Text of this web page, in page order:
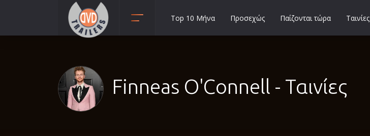
Αισθησιακές Μιούζικαλ
Top 10 Μήνα Προσεχώς Παίζονται τώρα Ταινίες
Finneas O'Connell - Ταινίες